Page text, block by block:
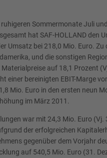
Sommermonate Juli
hat SAF-HOLLAND
Umsatz bei 218,0 Mio. Euro.
und die sonstigen
auf 18,1 Prozent
einer bereinigten EBIT-Marge
Mio. Euro in den ersten neun
im März 2011.
war mit 24,3 Mio. Euro
der erfolgreichen
gegenüber dem Vorjahr
auf 540,5 Mio. Euro (31.